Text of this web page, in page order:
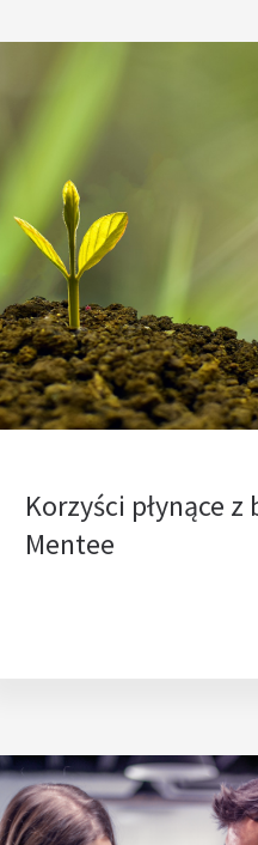
Korzyści płynące z
Mentee